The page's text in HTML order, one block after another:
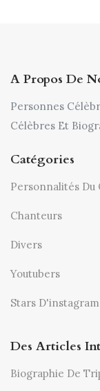
A Propos De
Personnes
Célèbres Et
Catégories
Personnalités Du
Chanteurs
Divers
Youtubers
Stars D'instagram
Des Articles
Biographie De